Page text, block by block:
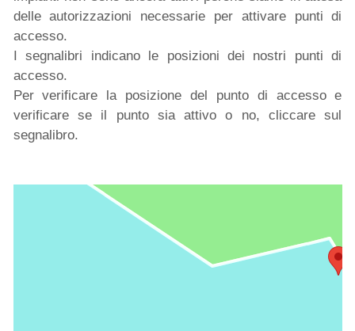
delle autorizzazioni necessarie per attivare punti di
accesso.
I segnalibri indicano le posizioni dei nostri punti di
accesso.
Per verificare la posizione del punto di accesso e
verificare se il punto sia attivo o no, cliccare sul
segnalibro.